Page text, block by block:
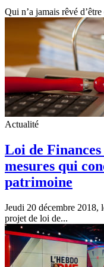
Qui n’a jamais rêvé
Actualité
Loi de
mesures qui
patrimoine
Jeudi 20 décembre 2018,
projet de loi de...